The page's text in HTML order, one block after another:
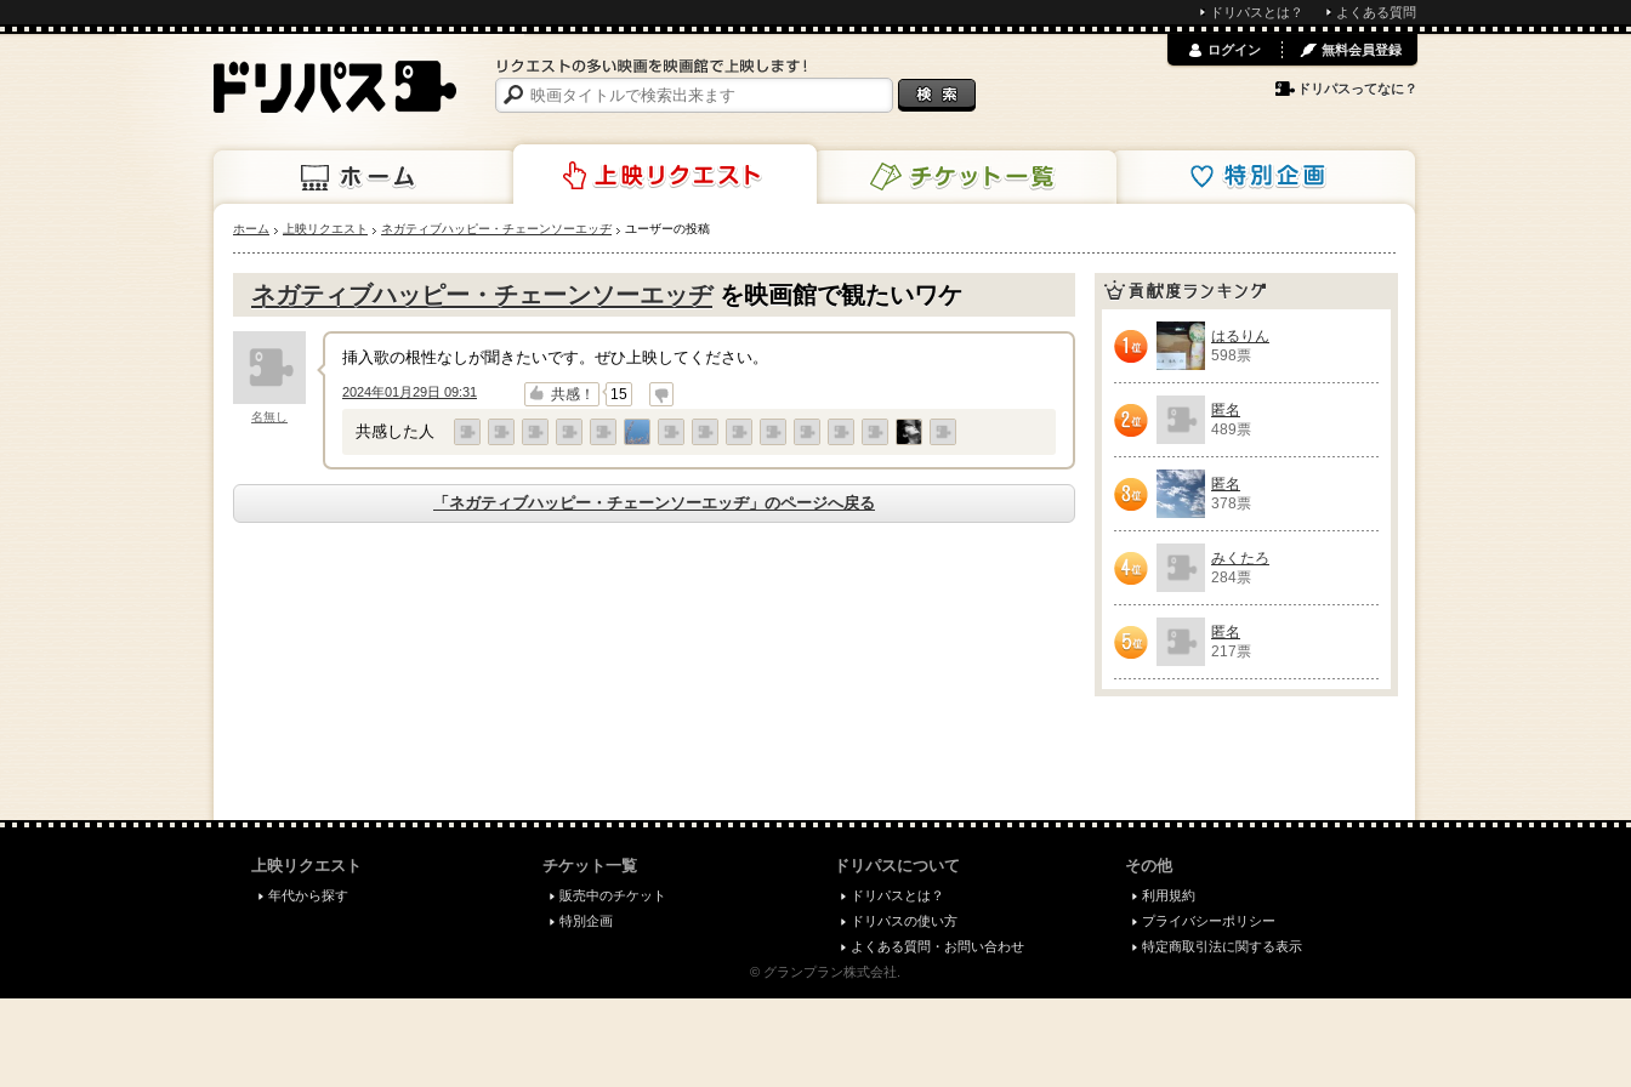
ドリパスとは？ よくある質問
ホーム 上映リクエスト チケット一覧 特別企画
ログイン 無料会員登録
ドリパスってなに？
ホーム 上映リクエスト ネガティブハッピー・チェーンソーエッヂ ユーザーの投稿
ネガティブハッピー・チェーンソーエッヂを映画館で観たいワケ
名無し
挿入歌の根性なしが聞きたいです。ぜひ上映してください。
2024年01月29日 09:31
↑ 共感！ 15
↓
共感した人
「ネガティブハッピー・チェーンソーエッヂ」のページへ戻る
貢献度ランキング
1位
はるりん
598票
2位
匿名
489票
3位
匿名
378票
4位
みくたろ
284票
5位
匿名
217票
上映リクエスト
年代から探す
チケット一覧
販売中のチケット
特別企画
ドリパスについて
ドリパスとは？
ドリパスの使い方
よくある質問・お問い合わせ
その他
利用規約
プライバシーポリシー
特定商取引法に関する表示
© グランプラン株式会社.